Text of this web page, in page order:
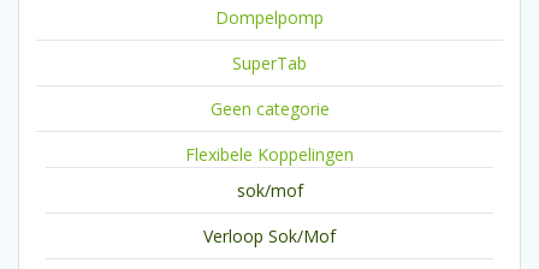
Dompelpomp
SuperTab
Geen categorie
Flexibele Koppelingen
sok/mof
Verloop Sok/Mof